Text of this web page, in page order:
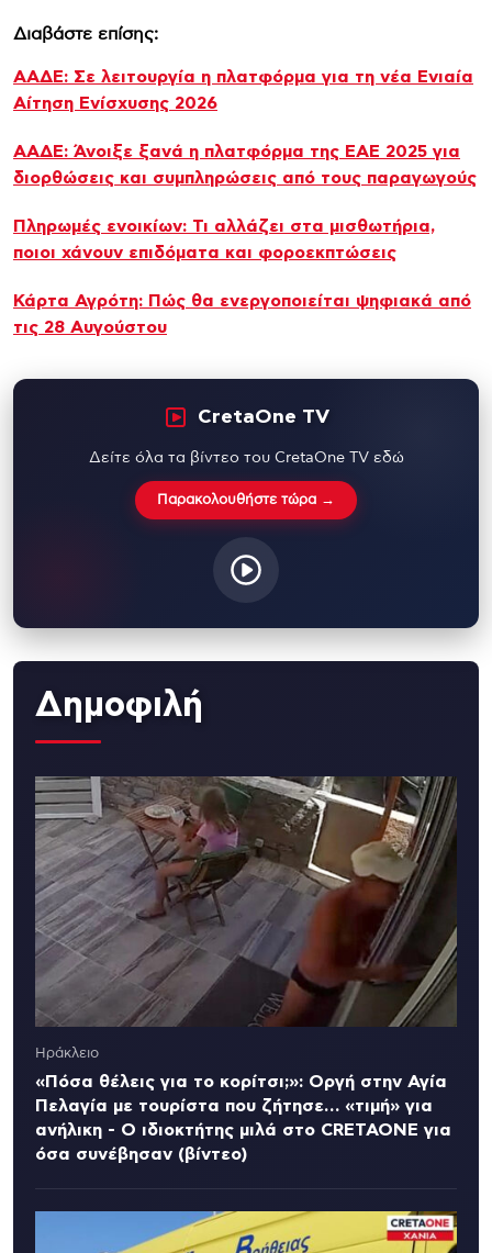
Διαβάστε επίσης:
ΑΑΔΕ: Σε λειτουργία η πλατφόρμα για τη νέα Ενιαία
Αίτηση Ενίσχυσης 2026
ΑΑΔΕ: Άνοιξε ξανά η πλατφόρμα της ΕΑΕ 2025 για
διορθώσεις και συμπληρώσεις από τους παραγωγούς
Πληρωμές ενοικίων: Τι αλλάζει στα μισθωτήρια,
ποιοι χάνουν επιδόματα και φοροεκπτώσεις
Κάρτα Αγρότη: Πώς θα ενεργοποιείται ψηφιακά από
τις 28 Αυγούστου
CretaOne TV
Δείτε όλα τα βίντεο του CretaOne TV εδώ
Παρακολουθήστε τώρα →
Δημοφιλή
Ηράκλειο
«Πόσα θέλεις για το κορίτσι;»: Οργή στην Αγία
Πελαγία με τουρίστα που ζήτησε… «τιμή» για
ανήλικη - Ο ιδιοκτήτης μιλά στο CRETAONE για
όσα συνέβησαν (βίντεο)